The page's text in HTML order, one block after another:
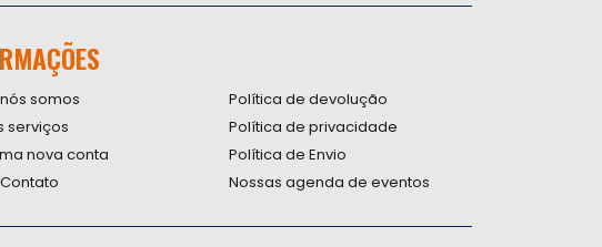
nossa
Newsletter:
somos
serviços
nova conta
Política de devolução
Política de privacidade
Política de Envio
Nossas agenda de eventos